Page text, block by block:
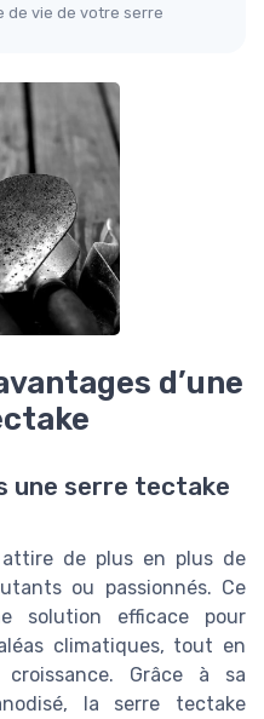
de vie de votre serre
d’une
une serre tectake
de plus en plus de
ou passionnés. Ce
solution efficace pour
climatiques, tout en
Grâce à sa
la serre tectake